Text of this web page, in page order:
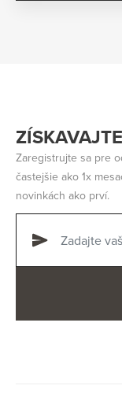
Zaregistrujte sa pre
častejšie ako 1x
novinkách ako prví.